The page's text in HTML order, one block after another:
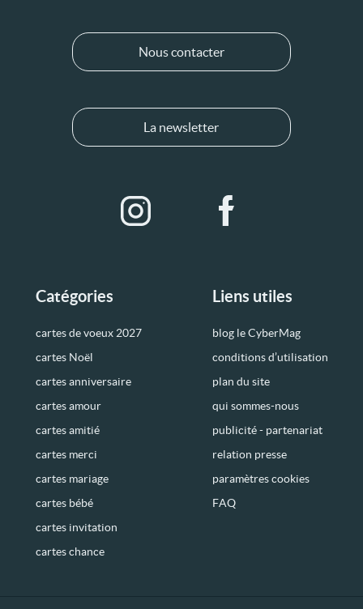
Catégories
cartes de voeux 2027
cartes Noël
cartes anniversaire
cartes amour
cartes amitié
cartes merci
cartes mariage
cartes bébé
cartes invitation
cartes chance
Liens utiles
blog le CyberMag
conditions d’utilisation
plan du site
qui sommes-nous
publicité - partenariat
relation presse
paramètres cookies
FAQ
Nous contacter
La newsletter